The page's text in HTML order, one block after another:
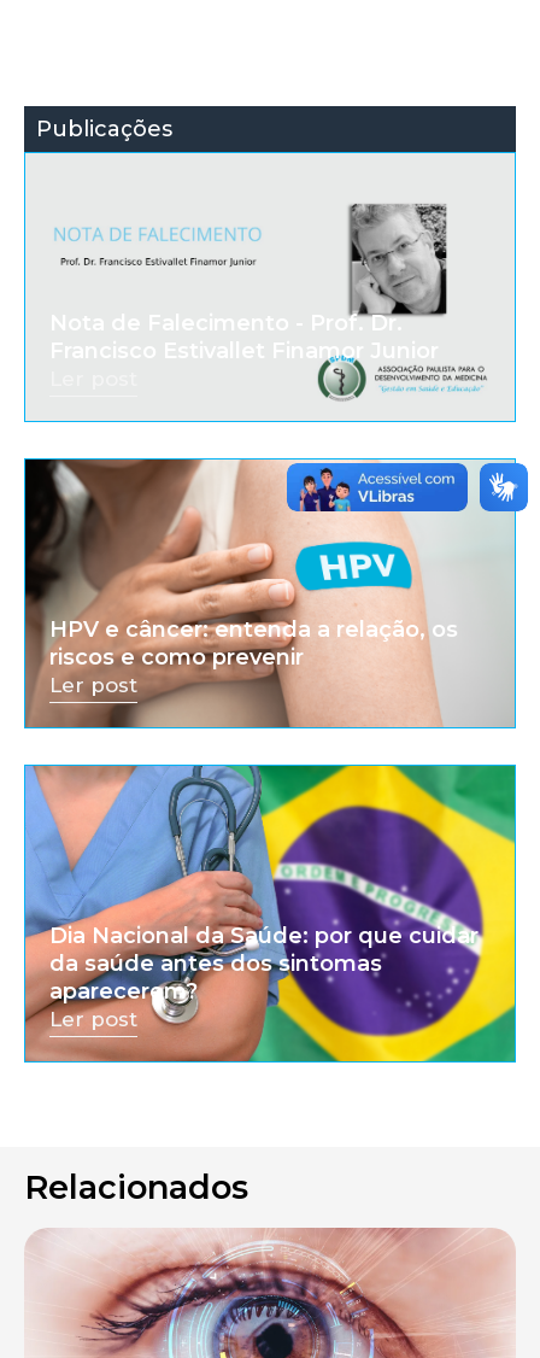
Publicações
Nota de Falecimento - Prof. Dr.
Francisco Estivallet Finamor Junior
HPV e câncer: entenda a relação, os
riscos e como prevenir
Ler post
Dia Nacional da Saúde: por que cuidar
da saúde antes dos sintomas
aparecerem?
Ler post
Relacionados